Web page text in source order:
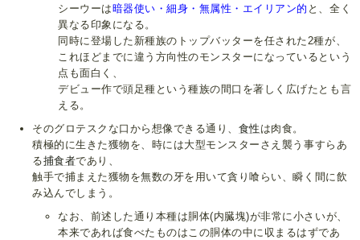
シーウーは暗器使い・細身・無属性・エイリアン的 と、全く
異なる印象になる。
同時に登場した新種族のトップバッターを任された2種が、
これほどまでに違う方向性のモンスターになっているという
点も面白く、
デビュー作で頭足種という種族の間口を著しく広げたとも言
える。
そのグロテスクな口から想像できる通り、 食性 は肉食。
積極的に生きた獲物を、時には大型モンスターさえ襲う事すらあ
る捕食者であり、
触手で捕まえた獲物を無数の牙を用いて貪り喰らい、瞬く間に飲
み込んでしまう。
なお、前述した通り本種は胴体(内臓塊)が非常に小さいが、
本来であれば食べたものはこの胴体の中に収まるはずであ